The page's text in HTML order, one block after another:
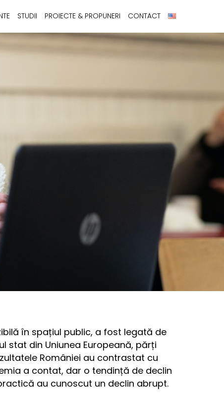
STUDII PROIECTE & PROPUNERI CONTACT
în spațiul public, a fost legată de
stat din Uniunea Europeană, părți
României au contrastat cu
a contat, dar o tendință de declin
au cunoscut un declin abrupt.